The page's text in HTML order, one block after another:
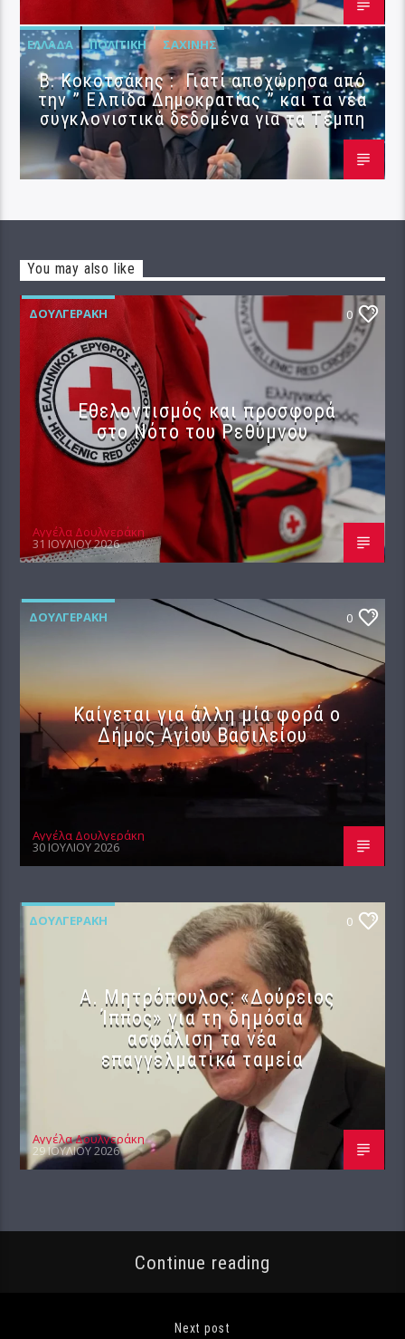
ΕΛΛΆΔΑ ΠΟΛΙΤΙΚΉ ΣΑΧΊΝΗΣ
Β. Κοκοτσάκης : Γιατί αποχώρησα από
την ” Ελπίδα Δημοκρατίας ” και τα νέα
συγκλονιστικά δεδομένα για τα Τέμπη
You may also like
ΔΟΥΛΓΕΡΆΚΗ 0
Εθελοντισμός και προσφορά
στο Νότο του Ρεθύμνου
Αγγέλα Δουλγεράκη
31 ΙΟΥΛΊΟΥ 2026
ΔΟΥΛΓΕΡΆΚΗ 0
Καίγεται για άλλη μία φορά ο
Δήμος Αγίου Βασιλείου
Αγγέλα Δουλγεράκη
30 ΙΟΥΛΊΟΥ 2026
ΔΟΥΛΓΕΡΆΚΗ 0
Α. Μητρόπουλος: «Δούρειος
Ίππος» για τη δημόσια
ασφάλιση τα νέα
επαγγελματικά ταμεία
Αγγέλα Δουλγεράκη
29 ΙΟΥΛΊΟΥ 2026
Continue reading
Next post